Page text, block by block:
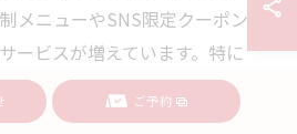
メニューやSNS限定クーポンな
ービスが増えています。特に
カルプ」などの関連ワードで検
調べることもおすすめです。
ご予約